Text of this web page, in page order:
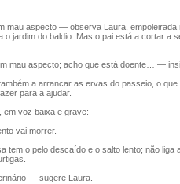
mau aspecto — observa Laura, empoleirada
o jardim do baldio. Mas o pai está a cortar a
mau aspecto; acho que está doente… —
a arrancar as ervas do passeio, o que
para a ajudar.
voz baixa e grave:
vai morrer.
tem o pelo descaído e o salto lento; não liga
— sugere Laura.